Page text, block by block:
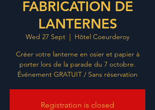
FABRICATION DE
LANTERNES
Wed 27 Sept
  |
Hôtel Coeurderoy
Créer votre lanterne en osier et papier à
porter lors de la parade du 7 octobre.
Événement GRATUIT / Sans réservation
Registration is closed